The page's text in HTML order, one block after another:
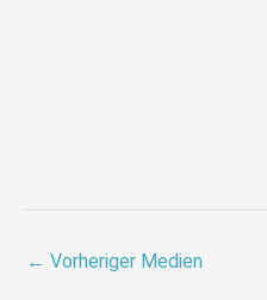
← Vorheriger Medien